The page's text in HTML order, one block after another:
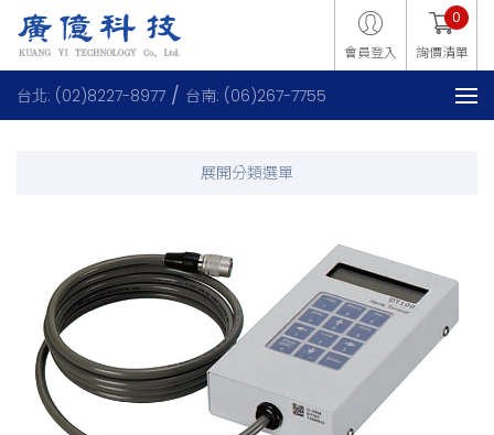
會員登入 詢價清單
0
台北: (02)8227-8977 台南: (06)267-7755